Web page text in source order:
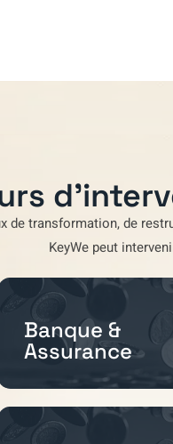
de transformation,de
KeyWepeut
Banque &
Assurance